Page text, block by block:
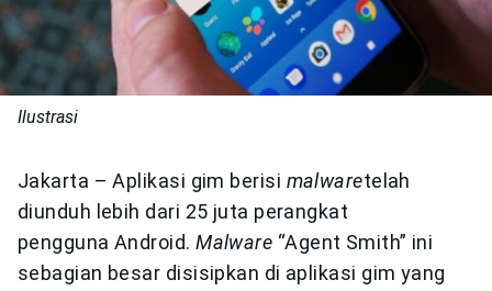
Ilustrasi
Jakarta – Aplikasi gim berisi malwaretelah
diunduh lebih dari 25 juta perangkat
pengguna Android.Malware “Agent Smith” ini
sebagian besar disisipkan di aplikasi gim yang